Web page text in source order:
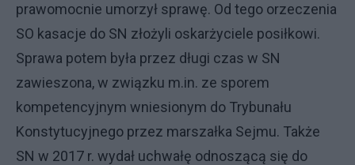
prawomocnie umorzył sprawę. Od tego orzeczenia
SO kasacje do SN złożyli oskarżyciele posiłkowi.
Sprawa potem była przez długi czas w SN
zawieszona, w związku m.in. ze sporem
kompetencyjnym wniesionym do Trybunału
Konstytucyjnego przez marszałka Sejmu. Także
SN w 2017 r. wydał uchwałę odnoszącą się do